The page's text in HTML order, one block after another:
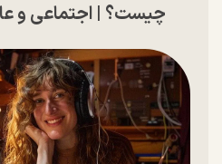
چیست؟ | اجتماعی و